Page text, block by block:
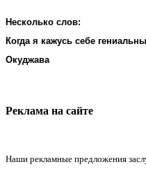
Несколько слов:
Когда я кажусь себе
Окуджава
Реклама на cайте
Наши рекламные предложения